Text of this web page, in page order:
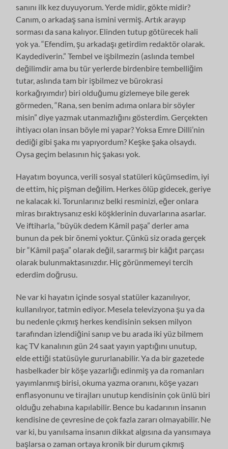
sanını ilk kez duyuyorum. Yerde midir, gökte midir?
Canım, o arkadaş sana ismini vermiş. Artık arayıp
sorması da sana kalıyor. Elinden tutup götürecek hali
yok ya. “Efendim, şu arkadaşı getirdim redaktör olarak.
Kaydediverin.” Tembel ve işbilmezin (aslında tembel
değilimdir ama bu tür yerlerde birdenbire tembelliğim
tutar, aslında tam bir işbilmez ve bürokrasi
korkağıyımdır) biri olduğumu gizlemeye bile gerek
görmeden, “Rana, sen benim adıma onlara bir söyler
misin” diye yazmak utanmazlığını gösterdim. Gerçekten
ihtiyacı olan insan böyle mi yapar? Yoksa Emre Dilli’nin
dediği gibi şaka mı yapıyordum? Keşke şaka olsaydı.
Oysa geçim belasının hiç şakası yok.
Hayatım boyunca, verili sosyal statüleri küçümsedim, iyi
de ettim, hiç pişman değilim. Herkes ölüp gidecek, geriye
ne kalacak ki. Torunlarınız belki resminizi, eğer onlara
miras bıraktıysanız eski köşklerinin duvarlarına asarlar.
Ve iftiharla, “büyük dedem Kâmil paşa” derler ama
bunun da pek bir önemi yoktur. Çünkü siz orada gerçek
bir “Kâmil paşa” olarak değil, sararmış bir kâğıt parçası
olarak bulunmaktasınızdır. Hiç görünmemeyi tercih
ederdim doğrusu.
Ne var ki hayatın içinde sosyal statüler kazanılıyor,
kullanılıyor, tatmin ediyor. Mesela televizyona şu ya da
bu nedenle çıkmış herkes kendisinin seksen milyon
tarafından izlendiğini sanıp ve bu arada iki yüz bilmem
kaç TV kanalının gün 24 saat yayın yaptığını unutup,
elde ettiği statüsüyle gururlanabilir. Ya da bir gazetede
hasbelkader bir köşe yazarlığı edinmiş ya da romanları
yayımlanmış birisi, okuma yazma oranını, köşe yazarı
enflasyonunu ve tirajları unutup kendisinin çok ünlü biri
olduğu zehabına kapılabilir. Bence bu kadarının insanın
kendisine de çevresine de çok fazla zararı olmayabilir. Ne
var ki, bu yanılsama insanın dikkat algısına da yansımaya
başlarsa o zaman ortaya kronik bir durum çıkmış